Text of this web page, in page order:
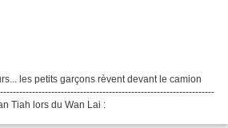
les petits garçons rèvent devant le camion
Tiah lors du Wan Lai :